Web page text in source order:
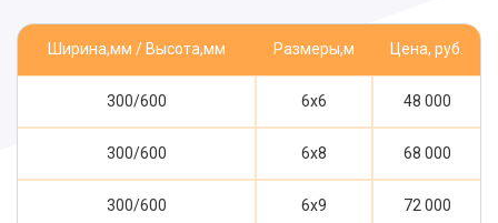
Ширина,мм / Высота,мм Размеры,м Цена, руб.
300/600 6x6 48 000
300/600 6x8 68 000
300/600 6x9 72 000